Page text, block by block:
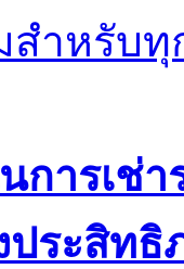
สำหรับ
การเช่า
ประสิทธิ